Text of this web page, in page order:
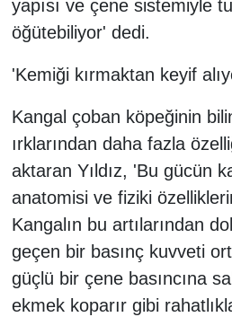
yapısı ve çene sistemiyle
öğütebiliyor' dedi.
'Kemiği kırmaktan keyif
Kangal çoban köpeğinin
ırklarından daha fazla
aktaran Yıldız, 'Bu gücün
anatomisi ve fiziki
Kangalın bu artılarından
geçen bir basınç kuvveti
güçlü bir çene basıncına
ekmek koparır gibi